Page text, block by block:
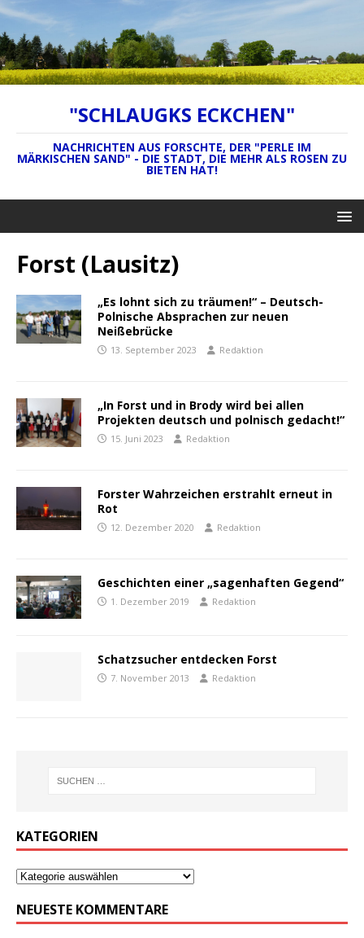
"SCHLAUGKS ECKCHEN"
NACHRICHTEN AUS FORSCHTE, DER "PERLE IM
MÄRKISCHEN SAND" - DIE STADT, DIE MEHR ALS ROSEN ZU
BIETEN HAT!
Forst (Lausitz)
„Es lohnt sich zu träumen!“ – Deutsch-
Polnische Absprachen zur neuen
Neißebrücke
13. September 2023 Redaktion
„In Forst und in Brody wird bei allen
Projekten deutsch und polnisch gedacht!“
15. Juni 2023 Redaktion
Forster Wahrzeichen erstrahlt erneut in
Rot
12. Dezember 2020 Redaktion
Geschichten einer „sagenhaften Gegend“
1. Dezember 2019 Redaktion
Schatzsucher entdecken Forst
7. November 2013 Redaktion
KATEGORIEN
NEUESTE KOMMENTARE